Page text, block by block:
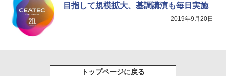
目指して規模拡大、基調講演も毎日実施
2019年9月20日
トップページに戻る